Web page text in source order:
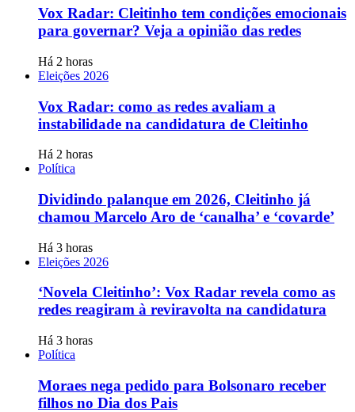
Vox Radar: Cleitinho tem condições emocionais
para governar? Veja a opinião das redes
Há 2 horas
Eleições 2026
Vox Radar: como as redes avaliam a
instabilidade na candidatura de Cleitinho
Há 2 horas
Política
Dividindo palanque em 2026, Cleitinho já
chamou Marcelo Aro de ‘canalha’ e ‘covarde’
Há 3 horas
Eleições 2026
‘Novela Cleitinho’: Vox Radar revela como as
redes reagiram à reviravolta na candidatura
Há 3 horas
Política
Moraes nega pedido para Bolsonaro receber
filhos no Dia dos Pais